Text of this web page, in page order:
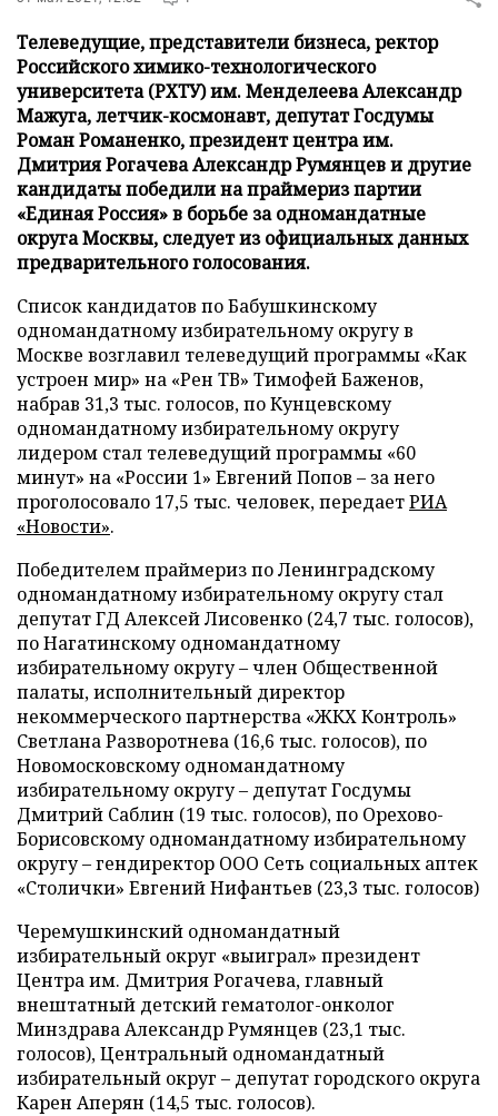
Телеведущие, представители бизнеса, ректор
Российского химико-технологического
университета (РХТУ) им. Менделеева Александр
Мажуга, летчик-космонавт, депутат Госдумы
Роман Романенко, президент центра им.
Дмитрия Рогачева Александр Румянцев и другие
кандидаты победили на праймериз партии
«Единая Россия» в борьбе за одномандатные
округа Москвы, следует из официальных данных
предварительного голосования.
Список кандидатов по Бабушкинскому
одномандатному избирательному округу в
Москве возглавил телеведущий программы «Как
устроен мир» на «Рен ТВ» Тимофей Баженов,
набрав 31,3 тыс. голосов, по Кунцевскому
одномандатному избирательному округу
лидером стал телеведущий программы «60
минут» на «России 1» Евгений Попов – за него
проголосовало 17,5 тыс. человек, передаетРИА
«Новости».
Победителем праймериз по Ленинградскому
одномандатному избирательному округу стал
депутат ГД Алексей Лисовенко (24,7 тыс. голосов),
по Нагатинскому одномандатному
избирательному округу – член Общественной
палаты, исполнительный директор
некоммерческого партнерства «ЖКХ Контроль»
Светлана Разворотнева (16,6 тыс. голосов), по
Новомосковскому одномандатному
избирательному округу – депутат Госдумы
Дмитрий Саблин (19 тыс. голосов), по Орехово-
Борисовскому одномандатному избирательному
округу – гендиректор ООО Сеть социальных аптек
«Столички» Евгений Нифантьев (23,3 тыс. голосов)
Черемушкинский одномандатный
избирательный округ «выиграл» президент
Центра им. Дмитрия Рогачева, главный
внештатный детский гематолог-онколог
Минздрава Александр Румянцев (23,1 тыс.
голосов), Центральный одномандатный
избирательный округ – депутат городского округа
Карен Аперян (14,5 тыс. голосов).